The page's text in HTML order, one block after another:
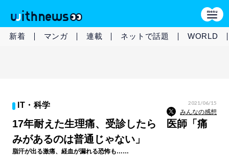
新着 マンガ 連載 ネットで話題 WORLD
IT・科学 2021/06/15
みんなの感想
17年耐えた生理痛、受診したら 医師「痛
みがあるのは普通じゃない」
脂汗が出る激痛、経血が漏れる恐怖も……